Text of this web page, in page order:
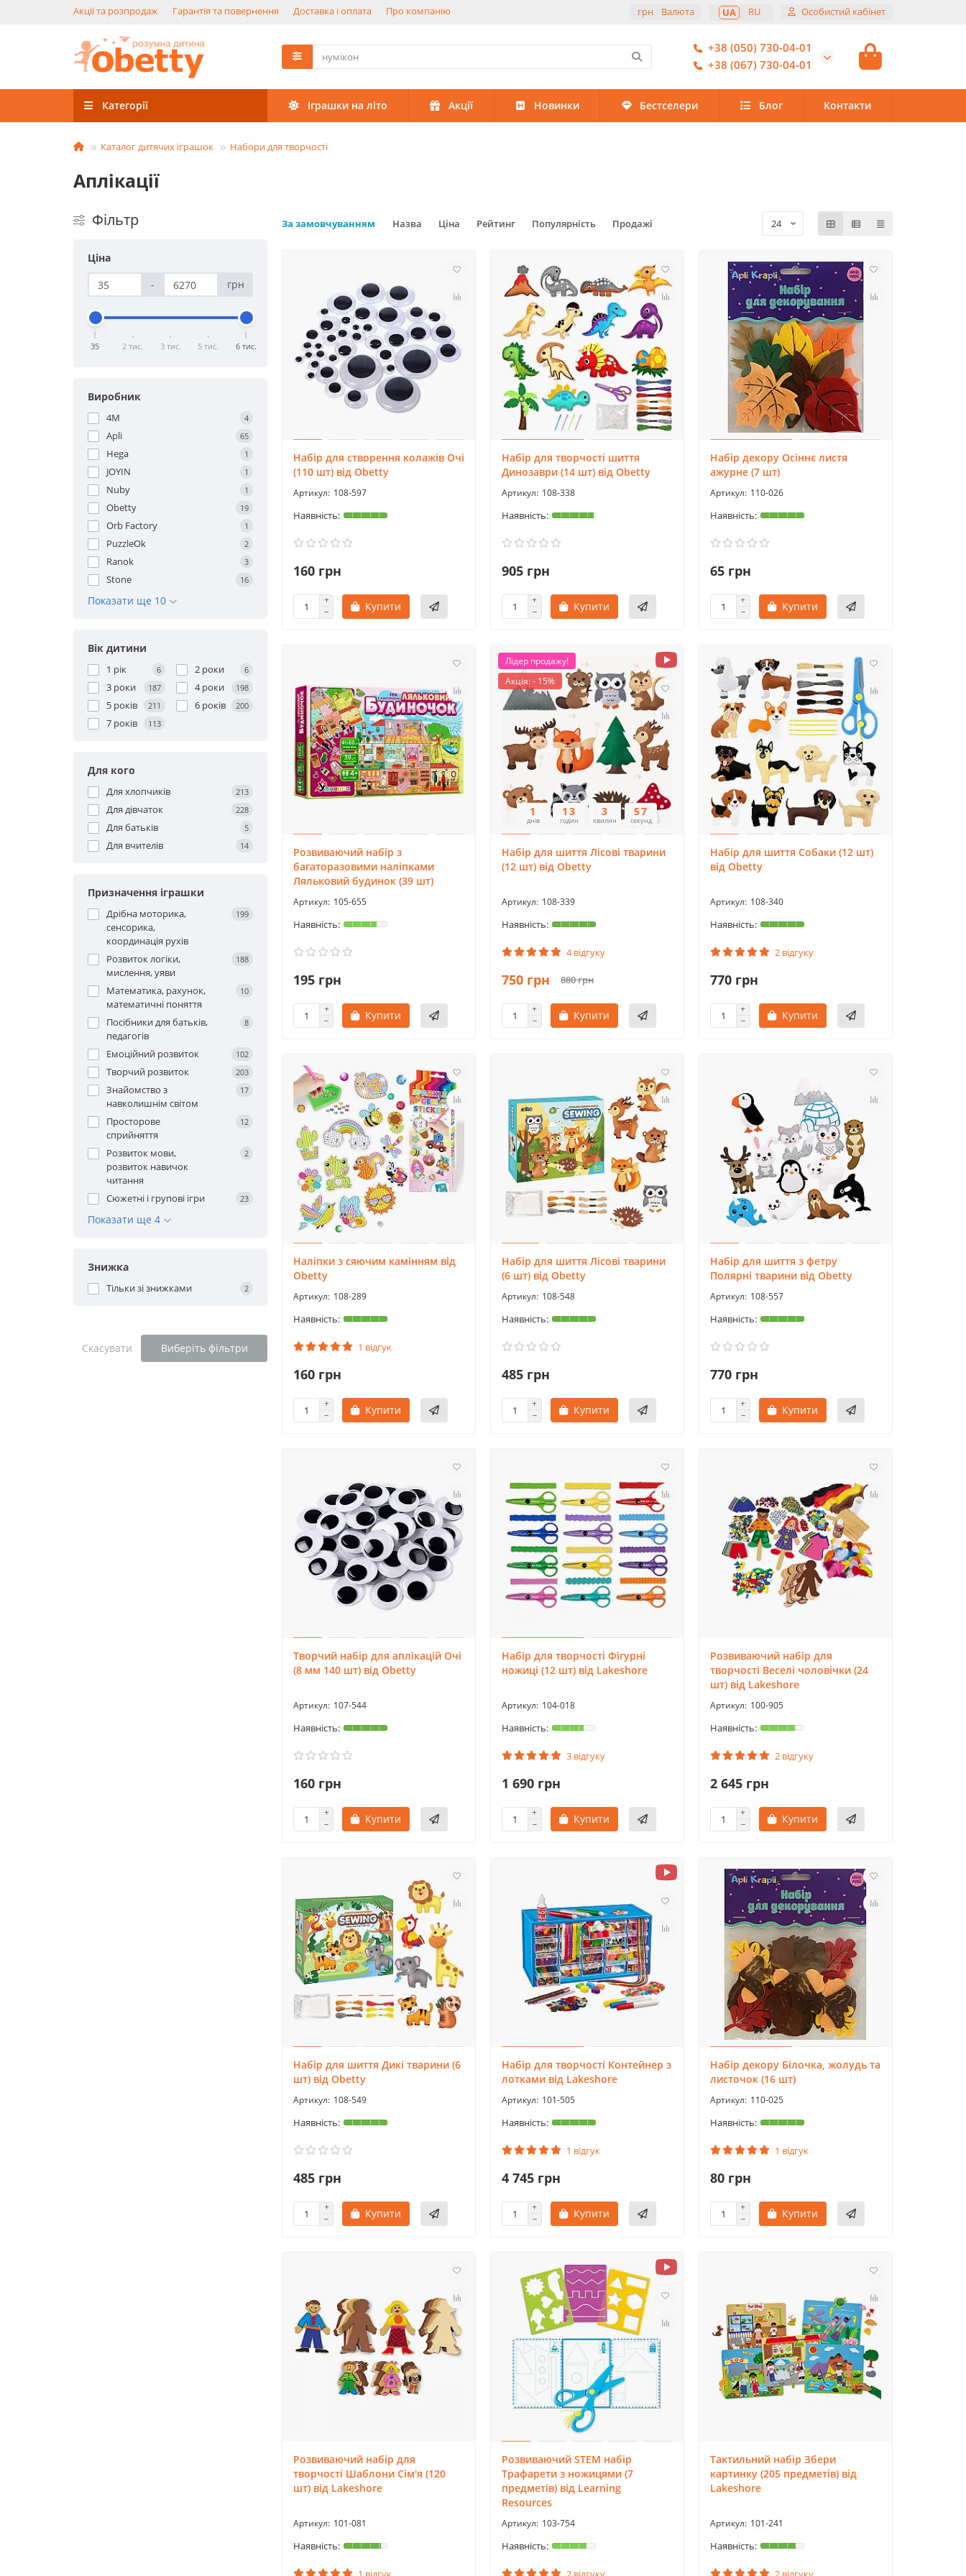
Акції та розпродаж Гарантія та повернення Доставка і оплата Про компанію грн Валюта UA RU Особистий кабінет
+38 (050) 730-04-01
+38 (067) 730-04-01
Категорії Іграшки на літо Акції Новинки Бестселери Блог Контакти
Каталог дитячих іграшок Набори для творчості
Аплікації
Фільтр
Ціна
-
грн
35 2 тис. 3 тис. 5 тис. 6 тис.
Виробник
4M 4
Apli 65
Hega 1
JOYIN 1
Nuby 1
Obetty 19
Orb Factory 1
PuzzleOk 2
Ranok 3
Stone 16
Показати ще 10
Вік дитини
1 рік 6 2 роки 6
3 роки 187 4 роки 198
5 років 211 6 років 200
7 років 113
Для кого
Для хлопчиків 213
Для дівчаток 228
Для батьків 5
Для вчителів 14
Призначення іграшки
Дрібна моторика,
сенсорика,
координація рухів
199
Розвиток логіки,
мислення, уяви
188
Математика, рахунок,
математичні поняття
10
Посібники для батьків,
педагогів
8
Емоційний розвиток 102
Творчий розвиток 203
Знайомство з
навколишнім світом
17
Просторове
сприйняття
12
Розвиток мови,
розвиток навичок
читання
2
Сюжетні і групові ігри 23
Показати ще 4
Знижка
Тільки зі знижками 2
Скасувати Виберіть фільтри
За замовчуванням Назва Ціна Рейтинг Популярність Продажі
Набір для створення колажів Очі
(110 шт) від Obetty
108-597
160 грн
Купити
Набір для творчості шиття
Динозаври (14 шт) від Obetty
108-338
905 грн
Купити
Набір декору Осіннє листя
ажурне (7 шт)
110-026
65 грн
Купити
Розвиваючий набір з
багаторазовими наліпками
Ляльковий будинок (39 шт)
105-655
195 грн
Купити
Лідер продажу!
Акція: - 15%
1
днів
13
годин
3
хвилин
56
секунд
Набір для шиття Лісові тварини
(12 шт) від Obetty
108-339
4 відгуку
750 грн 880 грн
Купити
Набір для шиття Собаки (12 шт)
від Obetty
108-340
2 відгуку
770 грн
Купити
Наліпки з сяючим камінням від
Obetty
108-289
1 відгук
160 грн
Купити
Набір для шиття Лісові тварини
(6 шт) від Obetty
108-548
485 грн
Купити
Набір для шиття з фетру
Полярні тварини від Obetty
108-557
770 грн
Купити
Творчий набір для аплікацій Очі
(8 мм 140 шт) від Obetty
107-544
160 грн
Купити
Набір для творчості Фігурні
ножиці (12 шт) від Lakeshore
104-018
3 відгуку
1 690 грн
Купити
Розвиваючий набір для
творчості Веселі чоловічки (24
шт) від Lakeshore
100-905
2 відгуку
2 645 грн
Купити
Набір для шиття Дикі тварини (6
шт) від Obetty
108-549
485 грн
Купити
Набір для творчості Контейнер з
лотками від Lakeshore
101-505
1 відгук
4 745 грн
Купити
Набір декору Білочка, жолудь та
листочок (16 шт)
110-025
1 відгук
80 грн
Купити
Розвиваючий набір для
творчості Шаблони Сім'я (120
шт) від Lakeshore
101-081
Розвиваючий STEM набір
Трафарети з ножицями (7
предметів) від Learning
Resources
103-754
Тактильний набір Збери
картинку (205 предметів) від
Lakeshore
101-241